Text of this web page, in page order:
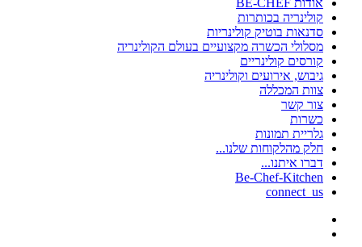
אודות BE-CHEF
קולינריה בכותרות
סדנאות בוטיק קולינריות
מסלולי הכשרה מקצועיים בעולם הקולינריה
קורסים קולינריים
גיבוש, אירועים וקולינריה
צוות המכללה
צור קשר
כשרות
גלריית תמונות
חלק מהלקוחות שלנו...
דברו איתנו...
Be-Chef-Kitchen
connect_us